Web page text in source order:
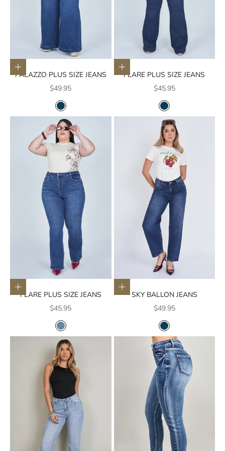
Elige opciones
PALAZZO PLUS SIZE JEANS
Precio de oferta
$49.95
COLOR
AZUL OSCURO
Elige opciones
FLARE PLUS SIZE JEANS
Precio de oferta
$45.95
COLOR
AZUL OSCURO
Elige opciones
FLARE PLUS SIZE JEANS
Precio de oferta
$45.95
COLOR
AZUL MEDIO
Elige opciones
SKY BALLON JEANS
Precio de oferta
$49.95
COLOR
AZUL OSCURO